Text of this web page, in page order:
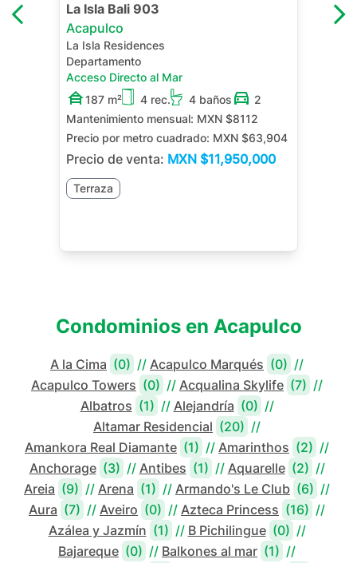
La Isla Bali 903
Acapulco
La Isla Residences
Departamento
Acceso Directo al Mar
187 m²
4 rec. 4 baños
2
Mantenimiento mensual: MXN $8112
Precio por metro cuadrado: MXN $63,904
Precio de venta: MXN $11,950,000
Terraza
Condominios en Acapulco
A la Cima (0) // Acapulco Marqués (0) //
Acapulco Towers (0) // Acqualina Skylife (7) //
Albatros (1) // Alejandría (0) //
Altamar Residencial (20) //
Amankora Real Diamante (1) // Amarinthos (2) //
Anchorage (3) // Antibes (1) // Aquarelle (2) //
Areia (9) // Arena (1) // Armando's Le Club (6) //
Aura (7) // Aveiro (0) // Azteca Princess (16) //
Azálea y Jazmín (1) // B Pichilingue (0) //
Bajareque (0) // Balkones al mar (1) //